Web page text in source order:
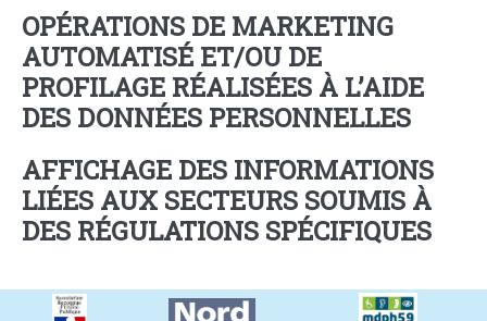
OPÉRATIONS DE MARKETING
AUTOMATISÉ ET/OU DE
PROFILAGE RÉALISÉES À L’AIDE
DES DONNÉES PERSONNELLES
AFFICHAGE DES INFORMATIONS
LIÉES AUX SECTEURS SOUMIS À
DES RÉGULATIONS SPÉCIFIQUES